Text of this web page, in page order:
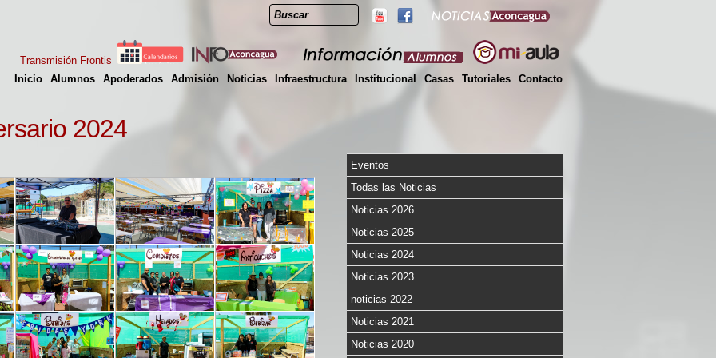
Inicio Alumnos Apoderados Admisión Noticias Infraestructura Institucional Casas Tutoriales Contacto
Transmisión Frontis
2024
Eventos
Todas las Noticias
Noticias 2026
Noticias 2025
Noticias 2024
Noticias 2023
noticias 2022
Noticias 2021
Noticias 2020